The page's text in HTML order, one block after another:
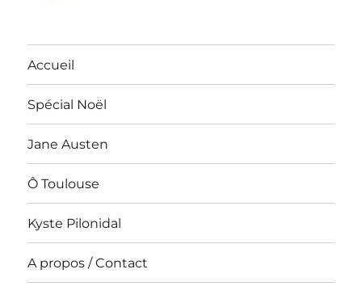
Accueil
Spécial Noël
Jane Austen
Ô Toulouse
Kyste Pilonidal
A propos / Contact